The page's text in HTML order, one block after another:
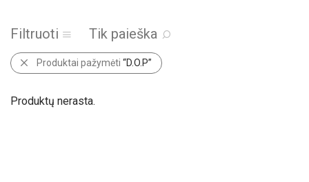
Filtruoti Tik paieška
Produktai pažymėti “D.O.P”
Produktų nerasta.